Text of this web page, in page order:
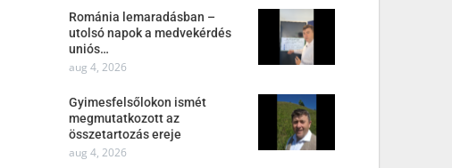
Románia lemaradásban –
utolsó napok a medvekérdés
uniós…
aug 4, 2026
Gyimesfelsőlokon ismét
megmutatkozott az
összetartozás ereje
aug 4, 2026